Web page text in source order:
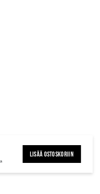
LISÄÄ OSTOSKORIIN